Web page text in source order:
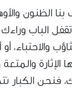
الظنون
الباب
والاحتباء،
والمتعة
فنحن